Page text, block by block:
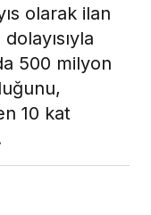
olarak ilan
500 milyon
10 kat